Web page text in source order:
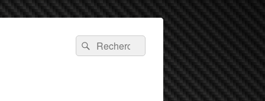
Recherche :
Rechercher